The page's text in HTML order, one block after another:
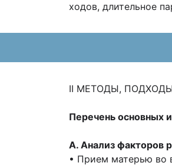
ходов, длительное
II МЕТОДЫ,
Перечень основных
А. Анализ факторов
• Прием матерью во